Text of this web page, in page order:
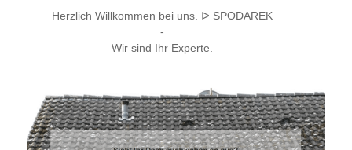
Herzlich Willkommen bei uns. ᐅ SPODAREK
-
Wir sind Ihr Experte.